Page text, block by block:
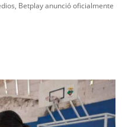
Betplay anunció oficialmente